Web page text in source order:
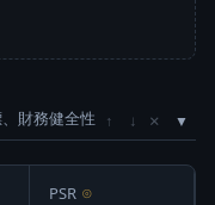
財務健全性 ↑ ↓ ×
PSR ⊙